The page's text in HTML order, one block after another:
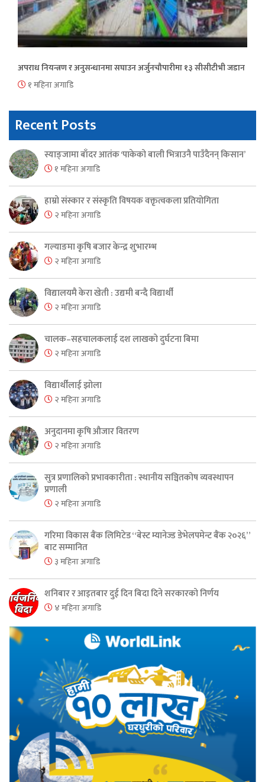
अपराध नियन्त्रण र अनुसन्धानमा सघाउन अर्जुनचौपारीमा १३ सीसीटीभी जडान
१ महिना अगाडि
Recent Posts
स्याङ्जामा बाँदर आतंक ‘पाकेको बाली भित्राउनै पाउँदैनन् किसान’
१ महिना अगाडि
हाम्रो संस्कार र संस्कृति विषयक वक्तृत्वकला प्रतियोगिता
२ महिना अगाडि
गल्याङमा कृषि बजार केन्द्र शुभारम्भ
२ महिना अगाडि
विद्यालयमै केरा खेती : उद्यमी बन्दै विद्यार्थी
२ महिना अगाडि
चालक–सहचालकलाई दश लाखको दुर्घटना बिमा
२ महिना अगाडि
विद्यार्थीलाई झोला
२ महिना अगाडि
अनुदानमा कृषि औजार वितरण
२ महिना अगाडि
सुत्र प्रणालिको प्रभावकारीता : स्थानीय सञ्चितकोष व्यवस्थापन
प्रणाली
२ महिना अगाडि
गरिमा विकास बैंक लिमिटेड “बेस्ट म्यानेज्ड डेभेलपमेन्ट बैंक २०२६”
बाट सम्मानित
३ महिना अगाडि
शनिबार र आइतबार दुई दिन बिदा दिने सरकारको निर्णय
४ महिना अगाडि